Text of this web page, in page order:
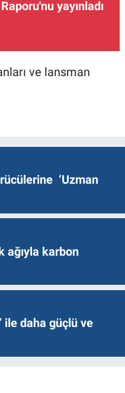
yayınladı
ve lansman
‘Uzman
ağıyla karbon
ile daha güçlü ve